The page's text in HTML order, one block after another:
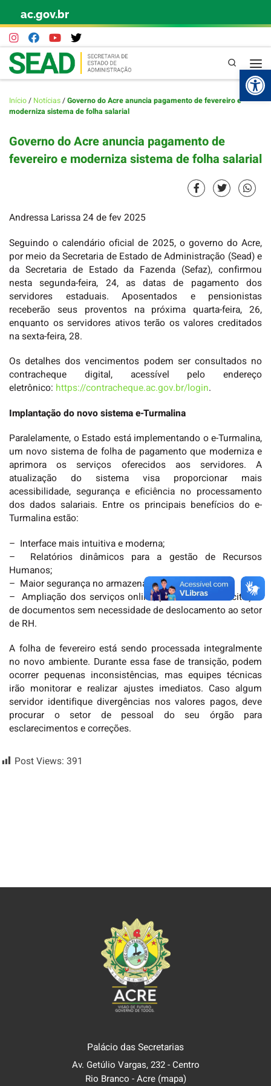
Skip to content
ac.gov.br
Pesquisa
Início/ Notícias/Governo do Acre anuncia pagamento de fevereiro e
moderniza sistema de folha salarial
Governo do Acre anuncia pagamento de
fevereiro e moderniza sistema de folha salarial
Andressa Larissa 24 de fev 2025
Seguindo o calendário oficial de 2025, o governo do Acre,
por meio da Secretaria de Estado de Administração (Sead) e
da Secretaria de Estado da Fazenda (Sefaz), confirmou
nesta segunda-feira, 24, as datas de pagamento dos
servidores estaduais. Aposentados e pensionistas
receberão seus proventos na próxima quarta-feira, 26,
enquanto os servidores ativos terão os valores creditados
na sexta-feira, 28.
Os detalhes dos vencimentos podem ser consultados no
contracheque digital, acessível pelo endereço
eletrônico: https://contracheque.ac.gov.br/login.
Implantação do novo sistema e-Turmalina
Paralelamente, o Estado está implementando o e-Turmalina,
um novo sistema de folha de pagamento que moderniza e
aprimora os serviços oferecidos aos servidores. A
atualização do sistema visa proporcionar mais
acessibilidade, segurança e eficiência no processamento
dos dados salariais. Entre os principais benefícios do e-
Turmalina estão:
– Interface mais intuitiva e moderna;
– Relatórios dinâmicos para a gestão de Recursos
Humanos;
– Maior segurança no armazenamento de dados;
– Ampliação dos serviços online, permitindo a solicitação
de documentos sem necessidade de deslocamento ao setor
de RH.
A folha de fevereiro está sendo processada integralmente
no novo ambiente. Durante essa fase de transição, podem
ocorrer pequenas inconsistências, mas equipes técnicas
irão monitorar e realizar ajustes imediatos. Caso algum
servidor identifique divergências nos valores pagos, deve
procurar o setor de pessoal do seu órgão para
esclarecimentos e correções.
Post Views: 391
Palácio das Secretarias
Av. Getúlio Vargas, 232 - Centro
Rio Branco - Acre (mapa)